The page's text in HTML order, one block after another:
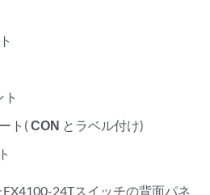
ト(CON とラベル付け)
24Tスイッチの背面パネ